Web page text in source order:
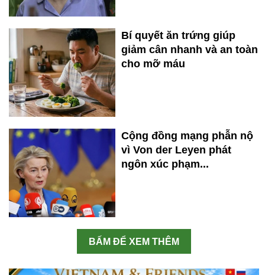
Bí quyết ăn trứng giúp
giảm cân nhanh và an toàn
cho mỡ máu
Cộng đồng mạng phẫn nộ
vì Von der Leyen phát
ngôn xúc phạm...
BẤM ĐỂ XEM THÊM